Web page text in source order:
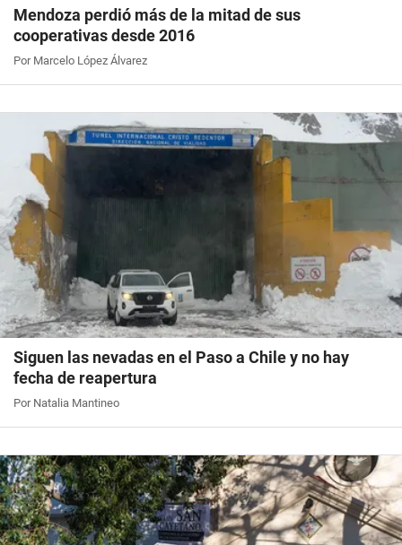
Mendoza perdió más de la mitad de sus
cooperativas desde 2016
Por Marcelo López Álvarez
Siguen las nevadas en el Paso a Chile y no hay
fecha de reapertura
Por Natalia Mantineo